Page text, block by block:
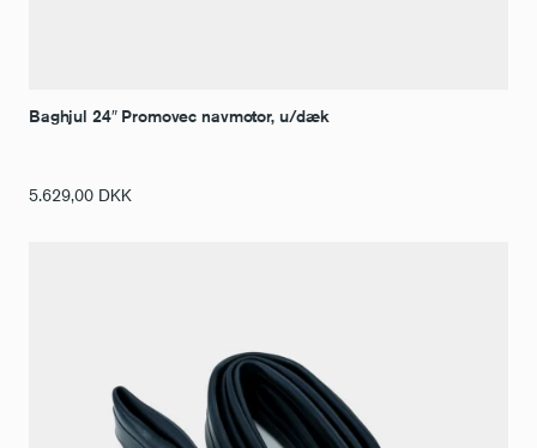
Baghjul 24″ Promovec navmotor, u/dæk
5.629,00 DKK